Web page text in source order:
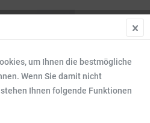
um Ihnen die bestmögliche
Wenn Sie damit nicht
Ihnen folgende Funktionen